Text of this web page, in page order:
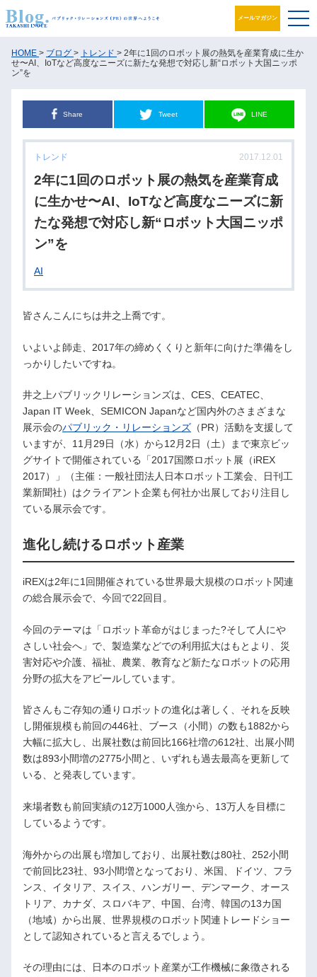
メールマガジン
ブログ
パブリック・リレーションズとは
アカデミック活動
井之上PRグループ
お問合せ
HOME > ブログ > トレンド > 2年に1回のロボット展の熱気を産業育成に生か
せ〜AI、IoTなど高度なニーズに新たな発想で対応し新“ロボット大国ニッポ
ン”を
Share Tweet LINE
トレンド 2017.12.01
2年に1回のロボット展の熱気を産業育成
に生かせ〜AI、IoTなど高度なニーズに新
たな発想で対応し新“ロボット大国ニッポ
ン”を
AI
皆さんこんにちは井之上喬です。
いよいよ師走、2017年の締めくくりと新年に向けた準備をし
っかりしたいですね。
井之上パブリックリレーションズは、CES、CEATEC、
Japan IT Week、SEMICON Japanなど国内外のさまざまな
展示会のパブリック・リレーションズ （PR）活動を支援して
いますが、11月29日（水）から12月2日（土）まで東京ビッ
グサイトで開催されている「2017国際ロボット展（iREX
2017）」（主催：一般社団法人日本ロボット工業会、日刊工
業新聞社）はクライアント企業も何社か出展しており注目し
ている展示会です。
進化し続けるロボット産業
iREXは2年に1回開催されている世界最大規模のロボット関連
の総合展示会で、今回で22回目。
今回のテーマは「ロボット革命がはじまった?そして人にや
さしい社会へ」で、製造業などでの利用拡大はもとより、災
害対応や介護、福祉、農業、教育など新たなロボットの応用
分野の拡大をアピールしています。
皆さんもご存知の通りロボットの進化は著しく、それを反映
し開催規模も前回の446社、ブース（小間）の数も1882から
大幅に拡大し、出展社数は前回比166社増の612社、出展小間
数は893小間増の2775小間と、いずれも過去最高を更新して
いる、と発表しています。
来場者数も前回実績の12万1000人強から、13万人を目標に
しているようです。
海外からの出展も増加しており、出展社数は80社、252小間
で前回比23社、93小間増となっており、米国、ドイツ、フラ
ンス、イタリア、スイス、ハンガリー、デンマーク、オース
トリア、カナダ、スロバキア、中国、台湾、韓国の13カ国
（地域）から出展、世界規模のロボット関連トレードショー
として認知されていると言えるでしょう。
その理由には、日本のロボット産業が工作機械に象徴される